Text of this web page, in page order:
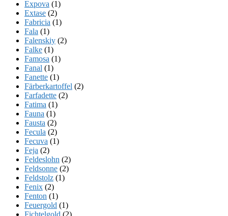
Expova (1)
Extase (2)
Fabricia (1)
Fala (1)
Falenskiy (2)
Falke (1)
Famosa (1)
Fanal (1)
Fanette (1)
Färberkartoffel (2)
Farfadette (2)
Fatima (1)
Fauna (1)
Fausta (2)
Fecula (2)
Fecuva (1)
Feja (2)
Feldeslohn (2)
Feldsonne (2)
Feldstolz (1)
Fenix (2)
Fenton (1)
Feuergold (1)
Fichtelgold (2)